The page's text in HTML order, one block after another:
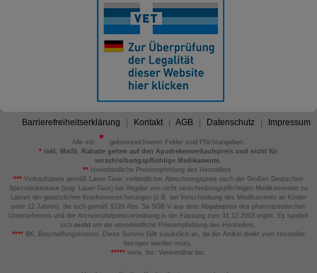
Barrierefreiheitserklärung Kontakt AGB Datenschutz Impressum
Alle mit
gekennzeichneten Felder sind Pflichtangaben.
*inkl. MwSt. Rabatte gelten auf den Apothekenverkaufspreis und nicht für
verschreibungspflichtige Medikamente.
** Unverbindliche Preisempfehlung des Herstellers.
*** Verkaufspreis gemäß Lauer-Taxe; verbindlicher Abrechnungspreis nach der Großen Deutschen
Spezialitätentaxe (sog. Lauer-Taxe) bei Abgabe von nicht verschreibungspflichtigen Medikamenten zu
Lasten der gesetzlichen Krankenversicherungen (z.B. bei Verschreibung des Medikaments an Kinder
unter 12 Jahren), die sich gemäß §129 Abs. 5a SGB V aus dem Abgabepreis des pharmazeutischen
Unternehmens und der Arzneimittelpreisverordnung in der Fassung zum 31.12.2003 ergibt. Es handelt
sich nicht um die unverbindliche Preisempfehlung des Herstellers.
****BK: Beschaffungskosten. Diese Summe fällt zusätzlich an, da der Artikel direkt vom Hersteller
bezogen werden muss.
*****verw. bis: Verwendbar bis.